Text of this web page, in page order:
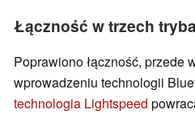
Łączność w trzech
Poprawiono łączność, przede
wprowadzeniu technologii
technologia Lightspeed